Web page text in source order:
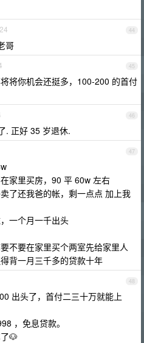
44
哥
45
将你机会还挺多，100-200 的首付
46
. 正好 35 岁退休.
47
家里买房，90 平 60w 左右
了还我爸的帐，剩一点点 加上我
一个月一千出头
不要在家里买个两室先给家里人
背一月三千多的贷款十年
48
出头了，首付二三十万就能上
，免息贷款。
🐶